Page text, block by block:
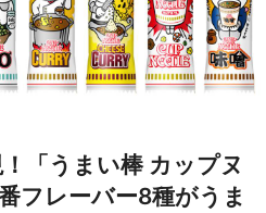
「うまい棒 カップヌ
フレーバー8種がうま